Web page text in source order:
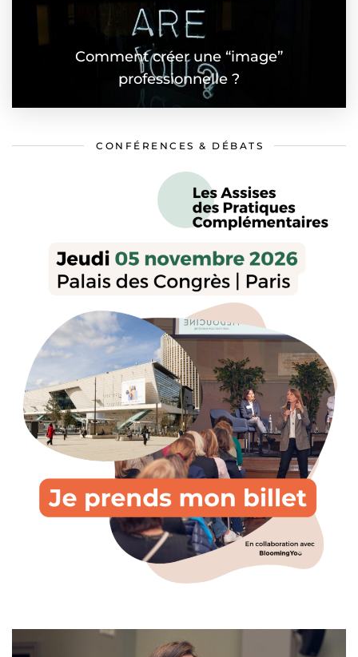
Comment créer une “image”
professionnelle ?
CONFÉRENCES & DÉBATS